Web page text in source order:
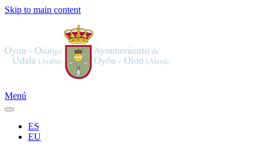
Skip to main content
Menú
ES
EU